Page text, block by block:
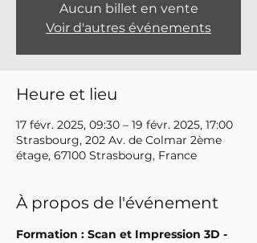
Aucun billet en vente
Voir d'autres événements
Heure et lieu
17 févr. 2025, 09:30 – 19 févr. 2025, 17:00
Strasbourg, 202 Av. de Colmar 2ème
étage, 67100 Strasbourg, France
À propos de l'événement
Formation : Scan et Impression 3D -